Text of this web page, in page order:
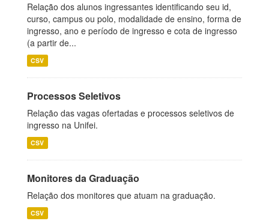
Relação dos alunos ingressantes identificando seu id,
curso, campus ou polo, modalidade de ensino, forma de
ingresso, ano e período de ingresso e cota de ingresso
(a partir de...
CSV
Processos Seletivos
Relação das vagas ofertadas e processos seletivos de
ingresso na Unifei.
CSV
Monitores da Graduação
Relação dos monitores que atuam na graduação.
CSV